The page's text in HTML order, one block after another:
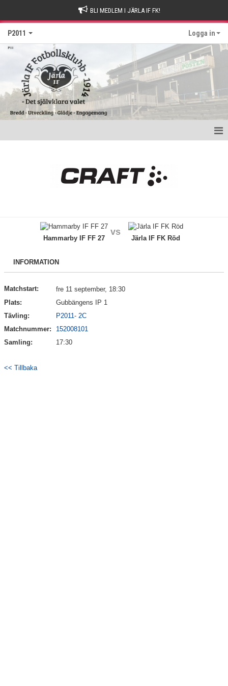
BLI MEDLEM I JÄRLA IF FK!
P2011 Logga in
Kontakt
Hammarby IF FF 27
vs
Järla IF FK Röd
INFORMATION
Matchstart:
fre 11 september, 18:30
Plats:
Gubbängens IP 1
Tävling:
P2011- 2C
Matchnummer:
152008101
Samling:
17:30
<< Tillbaka